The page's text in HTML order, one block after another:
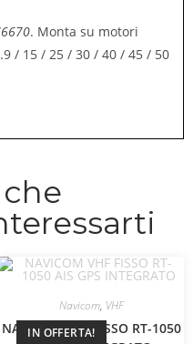
. Monta su motori
/ 15 / 25 / 30 / 40 / 45 / 50
IN OFFERTA!
Navicom, VHF
NAVICOM VHF FISSO RT-1050